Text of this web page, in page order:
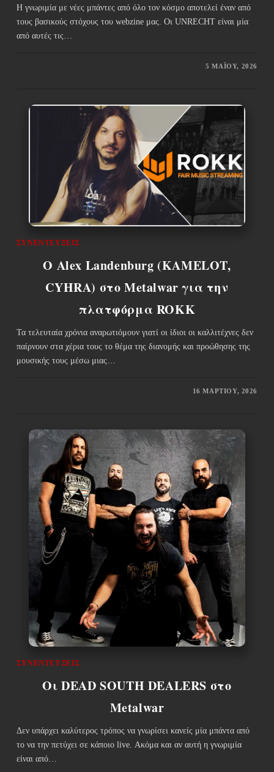
Η γνωριμία με νέες μπάντες από όλο τον κόσμο αποτελεί έναν από
τους βασικούς στόχους του webzine μας. Οι UNRECHT είναι μία
από αυτές τις…
5 ΜΑΪ́ΟΥ, 2026
ΣΥΝΕΝΤΕΎΞΕΙΣ
O Alex Landenburg (KAMELOT,
CYHRA) στο Metalwar για την
πλατφόρμα ROKK
Τα τελευταία χρόνια αναρωτιόμουν γιατί οι ίδιοι οι καλλιτέχνες δεν
παίρνουν στα χέρια τους το θέμα της διανομής και προώθησης της
μουσικής τους μέσω μιας…
16 ΜΑΡΤΊΟΥ, 2026
ΣΥΝΕΝΤΕΎΞΕΙΣ
Οι DEAD SOUTH DEALERS στο
Metalwar
Δεν υπάρχει καλύτερος τρόπος να γνωρίσει κανείς μία μπάντα από
το να την πετύχει σε κάποιο live. Ακόμα και αν αυτή η γνωριμία
είναι από…